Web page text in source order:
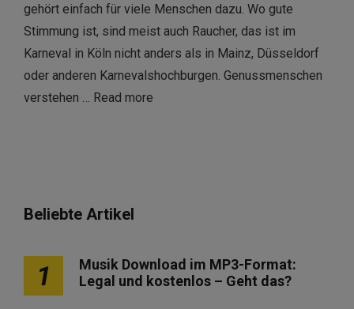
gehört einfach für viele Menschen dazu. Wo gute
Stimmung ist, sind meist auch Raucher, das ist im
Karneval in Köln nicht anders als in Mainz, Düsseldorf
oder anderen Karnevalshochburgen. Genussmenschen
verstehen … Read more
Beliebte Artikel
1
Musik Download im MP3-Format:
Legal und kostenlos – Geht das?